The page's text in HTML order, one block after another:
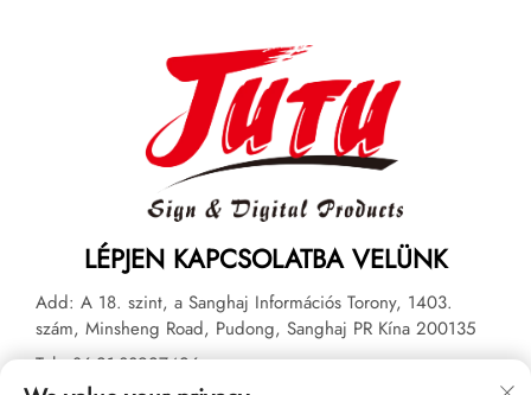
LÉPJEN KAPCSOLATBA VELÜNK
Add: A 18. szint, a Sanghaj Információs Torony, 1403.
szám, Minsheng Road, Pudong, Sanghaj PR Kína 200135
Tel:+86-21-33927426